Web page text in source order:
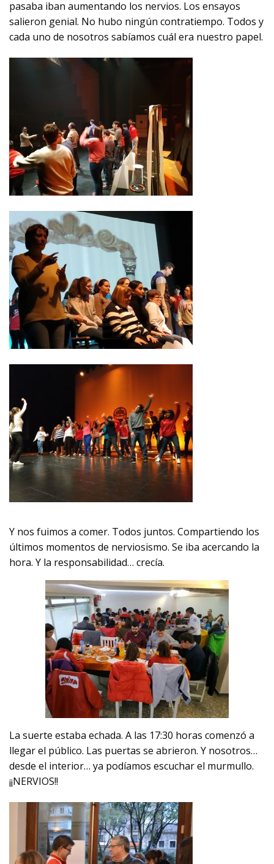
pasaba iban aumentando los nervios. Los ensayos
salieron genial. No hubo ningún contratiempo. Todos y
cada uno de nosotros sabíamos cuál era nuestro papel.
Y nos fuimos a comer. Todos juntos. Compartiendo los
últimos momentos de nerviosismo. Se iba acercando la
hora. Y la responsabilidad… crecía.
La suerte estaba echada. A las 17:30 horas comenzó a
llegar el público. Las puertas se abrieron. Y nosotros…
desde el interior… ya podíamos escuchar el murmullo.
¡¡NERVIOS!!